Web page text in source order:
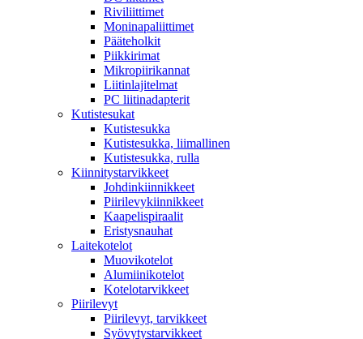
Riviliittimet
Moninapaliittimet
Pääteholkit
Piikkirimat
Mikropiirikannat
Liitinlajitelmat
PC liitinadapterit
Kutistesukat
Kutistesukka
Kutistesukka, liimallinen
Kutistesukka, rulla
Kiinnitystarvikkeet
Johdinkiinnikkeet
Piirilevykiinnikkeet
Kaapelispiraalit
Eristysnauhat
Laitekotelot
Muovikotelot
Alumiinikotelot
Kotelotarvikkeet
Piirilevyt
Piirilevyt, tarvikkeet
Syövytystarvikkeet